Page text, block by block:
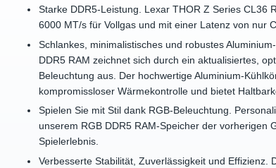
Starke DDR5-Leistung. Lexar THOR Z Series CL36
6000 MT/s für Vollgas und mit einer Latenz von nur
Schlankes, minimalistisches und robustes
DDR5 RAM zeichnet sich durch ein aktualisiertes,
Beleuchtung aus. Der hochwertige Aluminium-
kompromissloser Wärmekontrolle und bietet
Spielen Sie mit Stil dank RGB-Beleuchtung.
unserem RGB DDR5 RAM-Speicher der
Spielerlebnis.
Verbesserte Stabilität, Zuverlässigkeit und